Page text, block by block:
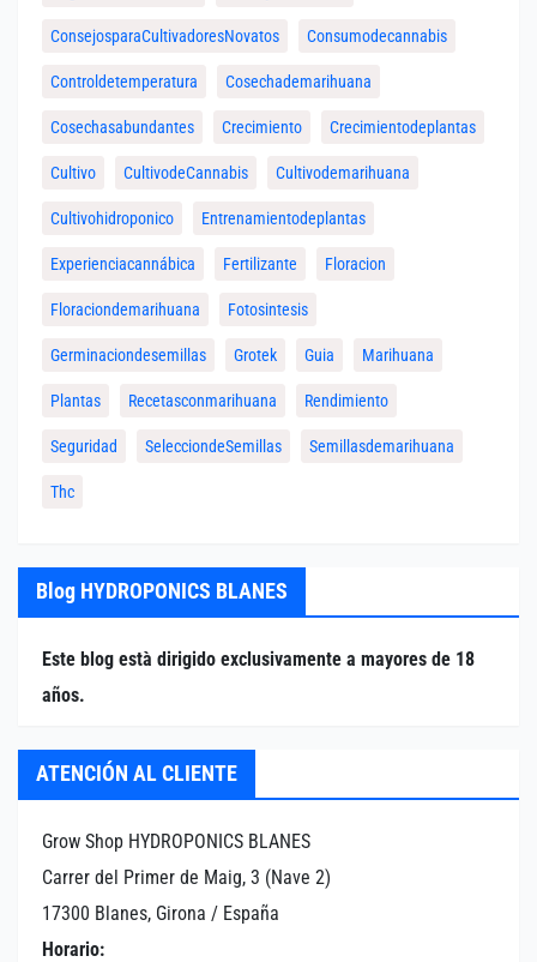
ConsejosparaCultivadoresNovatos Consumodecannabis
Controldetemperatura Cosechademarihuana
Cosechasabundantes Crecimiento Crecimientodeplantas
Cultivo CultivodeCannabis Cultivodemarihuana
Cultivohidroponico Entrenamientodeplantas
Experienciacannábica Fertilizante Floracion
Floraciondemarihuana Fotosintesis
Germinaciondesemillas Grotek Guia Marihuana
Plantas Recetasconmarihuana Rendimiento
Seguridad SelecciondeSemillas Semillasdemarihuana
Thc
Blog HYDROPONICS BLANES
Este blog està dirigido exclusivamente a mayores de 18
años.
ATENCIÓN AL CLIENTE
Grow Shop HYDROPONICS BLANES
Carrer del Primer de Maig, 3 (Nave 2)
17300 Blanes, Girona / España
Horario: